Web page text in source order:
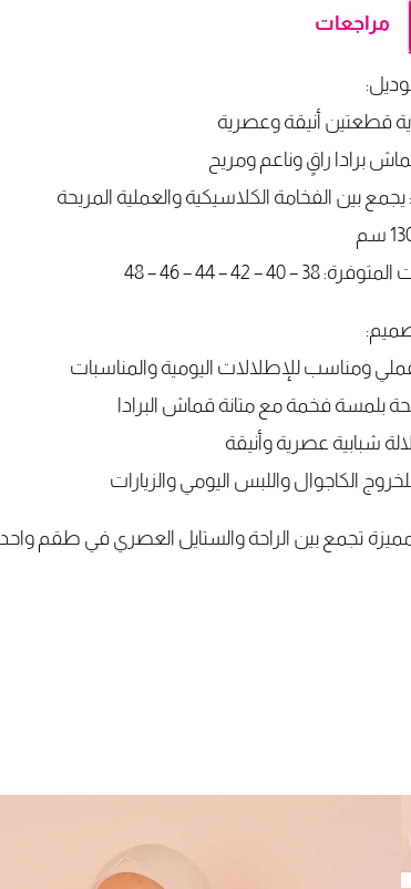
مراجعات
قطعتين أنيقة وعصرية
برادا راقٍ وناعم ومريح
بين الفخامة الكلاسيكية والعملية المريحة
– 40 – 42 – 44 – 46 – 48
ومناسب للإطلالات اليومية والمناسبات
بلمسة فخمة مع متانة قماش البرادا
شبابية عصرية وأنيقة
الكاجوال واللبس اليومي والزيارات
تجمع بين الراحة والستايل العصري في طقم واحد.